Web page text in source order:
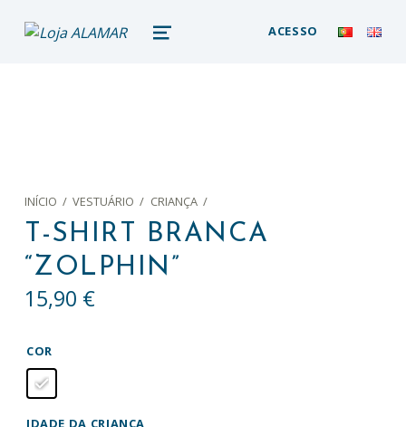
loja alamar
LOJA ONLINE DO MUSEU DA BALEIA – ALAMAR STORE MENU
ACESSO
INÍCIO / VESTUÁRIO / CRIANÇA /
T-SHIRT BRANCA
“ZOLPHIN”
15,90 €
COR
IDADE DA CRIANÇA